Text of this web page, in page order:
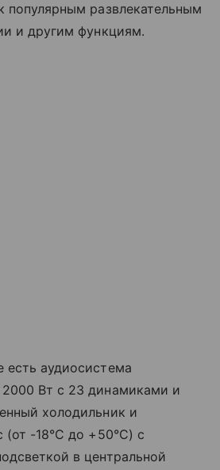
популярным развлекательным
и другим функциям.
аудиосистема
Вт с 23 динамиками и
холодильник и
-18°C до +50°C) с
в центральной